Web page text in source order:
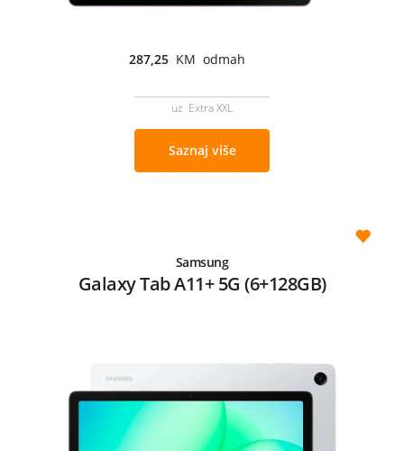
287,25 KM odmah
uz Extra XXL
Saznaj više
Samsung
Galaxy Tab A11+ 5G (6+128GB)